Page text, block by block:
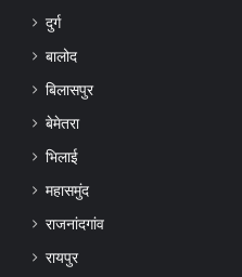
दुर्ग
बालोद
बिलासपुर
बेमेतरा
भिलाई
महासमुंद
राजनांदगांव
रायपुर